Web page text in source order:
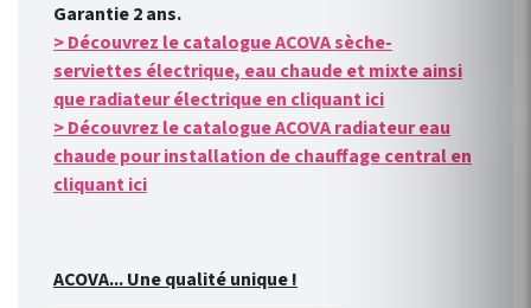
Garantie 2 ans.
> Découvrez le catalogue ACOVA sèche-
serviettes électrique, eau chaude et mixte ainsi
que radiateur électrique en cliquant ici
> Découvrez le catalogue ACOVA radiateur eau
chaude pour installation de chauffage central en
cliquant ici
ACOVA... Une qualité unique !